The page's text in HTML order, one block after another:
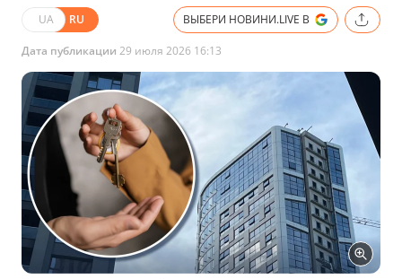
UA RU ВЫБЕРИ НОВИНИ.LIVE В
Дата публикации 29 июля 2026 16:13